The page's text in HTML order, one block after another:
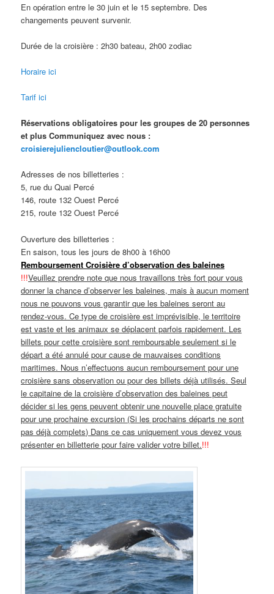
En opération entre le 30 juin et le 15 septembre. Des
changements peuvent survenir.
Durée de la croisière : 2h30 bateau, 2h00 zodiac
Horaire ici
Tarif ici
Réservations obligatoires pour les groupes de 20 personnes
et plus Communiquez avec nous :
croisierejuliencloutier@outlook.com
Adresses de nos billetteries :
5, rue du Quai Percé
146, route 132 Ouest Percé
215, route 132 Ouest Percé
Ouverture des billetteries :
En saison, tous les jours de 8h00 à 16h00
Remboursement Croisière d’observation des baleines
!!!Veuillez prendre note que nous travaillons très fort pour vous
donner la chance d’observer les baleines, mais à aucun moment
nous ne pouvons vous garantir que les baleines seront au
rendez-vous. Ce type de croisière est imprévisible, le territoire
est vaste et les animaux se déplacent parfois rapidement. Les
billets pour cette croisière sont remboursable seulement si le
départ a été annulé pour cause de mauvaises conditions
maritimes. Nous n’effectuons aucun remboursement pour une
croisière sans observation ou pour des billets déjà utilisés. Seul
le capitaine de la croisière d’observation des baleines peut
décider si les gens peuvent obtenir une nouvelle place gratuite
pour une prochaine excursion (Si les prochains départs ne sont
pas déjà complets) Dans ce cas uniquement vous devez vous
présenter en billetterie pour faire valider votre billet.!!!